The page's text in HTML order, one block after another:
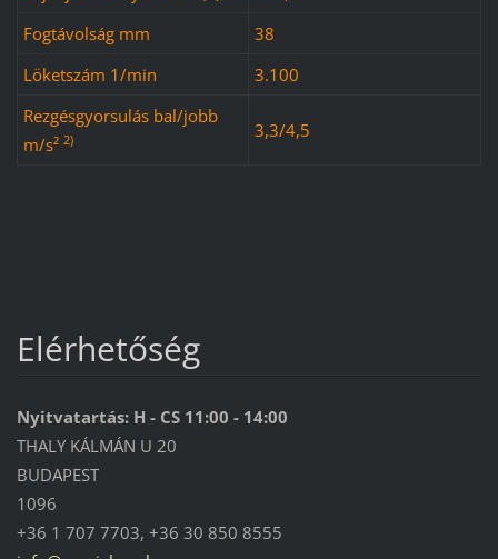
Fogtávolság mm
38
Löketszám 1/min
3.100
Rezgésgyorsulás bal/jobb
m/s² 2) 3,3/4,5
Elérhetőség
Nyitvatartás: H - CS 11:00 - 14:00
THALY KÁLMÁN U 20
BUDAPEST
1096
+36 1 707 7703, +36 30 850 8555